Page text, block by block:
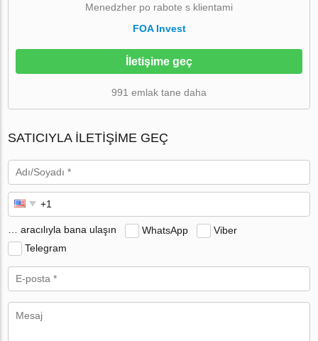
Menedzher po rabote s klientami
FOA Invest
İletişime geç
991 emlak tane daha
SATICIYLA ILETIŞIME GEÇ
… aracılıyla bana ulaşın WhatsApp
Viber
Telegram